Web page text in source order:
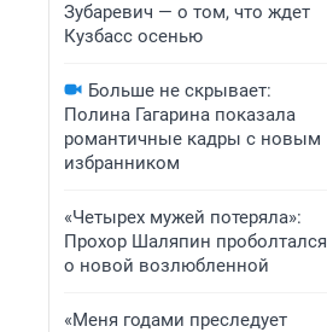
Зубаревич — о том, что ждет
Кузбасс осенью
Больше не скрывает:
Полина Гагарина показала
романтичные кадры с новым
избранником
«Четырех мужей потеряла»:
Прохор Шаляпин проболтался
о новой возлюбленной
«Меня годами преследует